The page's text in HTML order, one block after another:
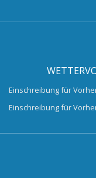
Einschreibung für
Einschreibung für